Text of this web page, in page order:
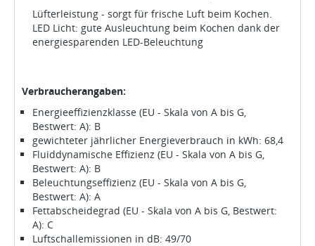
Lüfterleistung - sorgt für frische Luft beim Kochen.
LED Licht: gute Ausleuchtung beim Kochen dank der
energiesparenden LED-Beleuchtung
Verbraucherangaben:
Energieeffizienzklasse (EU - Skala von A bis G,
Bestwert: A): B
gewichteter jährlicher Energieverbrauch in kWh: 68,4
Fluiddynamische Effizienz (EU - Skala von A bis G,
Bestwert: A): B
Beleuchtungseffizienz (EU - Skala von A bis G,
Bestwert: A): A
Fettabscheidegrad (EU - Skala von A bis G, Bestwert:
A): C
Luftschallemissionen in dB: 49/70